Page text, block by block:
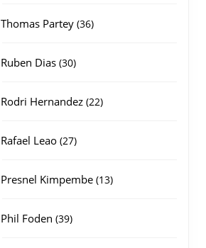
Thomas Partey 3636
Ruben Dias 3030
Rodri Hernandez 2222
Rafael Leao 2727
Presnel Kimpembe 1313
Phil Foden 3939